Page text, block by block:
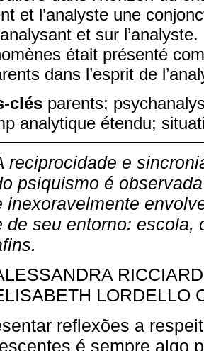
et l’analyste une
et sur
était présenté
dans l’esprit de
clés parents;
analytique étendu;
reciprocidade e
psiquismo é
inexoravelmente
de seu entorno: escola,
LORDELLO
reflexões a
é sempre algo